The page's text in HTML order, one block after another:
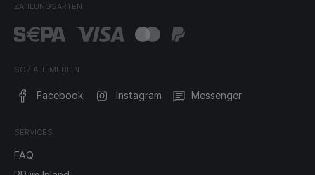
ZAHLUNGSARTEN
SOZIALE MEDIEN
Facebook Instagram Messenger
SERVICES
FAQ